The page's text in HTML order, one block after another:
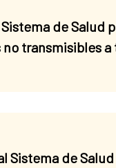
Sistema de
transmisibles
Sistema de